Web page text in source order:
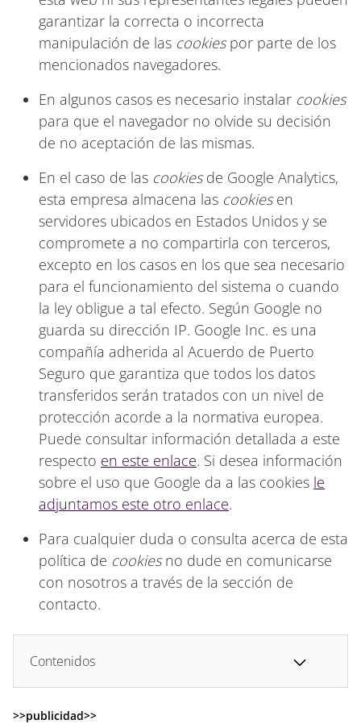
garantizar la correcta o incorrecta
manipulación de las cookiespor parte de los
mencionados navegadores.
En algunos casos es necesario instalar cookies
para que el navegador no olvide su decisión
de no aceptación de las mismas.
En el caso de las cookiesde Google Analytics,
esta empresa almacena las cookiesen
servidores ubicados en Estados Unidos y se
compromete a no compartirla con terceros,
excepto en los casos en los que sea necesario
para el funcionamiento del sistema o cuando
la ley obligue a tal efecto. Según Google no
guarda su dirección IP. Google Inc. es una
compañía adherida al Acuerdo de Puerto
Seguro que garantiza que todos los datos
transferidos serán tratados con un nivel de
protección acorde a la normativa europea.
Puede consultar información detallada a este
respecto en este enlace. Si desea información
sobre el uso que Google da a las cookies le
adjuntamos este otro enlace.
Para cualquier duda o consulta acerca de esta
política de cookiesno dude en comunicarse
con nosotros a través de la sección de
contacto.
Contenidos
>>publicidad>>